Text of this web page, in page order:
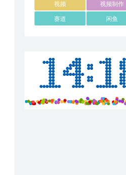
视频 视频制作
赛道 闲鱼